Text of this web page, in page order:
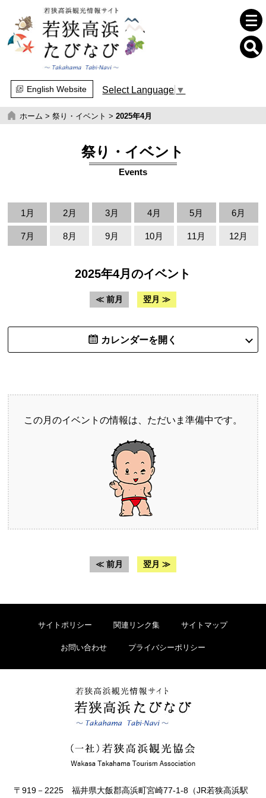
English Website Select Language ▼
ホーム >祭り・イベント >2025年4月
祭り・イベント
Events
1月 2月 3月 4月 5月 6月
7月 8月 9月 10月 11月 12月
2025年4月のイベント
≪ 前月 翌月 ≫
カレンダーを開く
この月のイベントの情報は、ただいま準備中です。
≪ 前月 翌月 ≫
サイトポリシー 関連リンク集 サイトマップ
お問い合わせ プライバシーポリシー
〒919－2225 福井県大飯郡高浜町宮崎77-1-8（JR若狭高浜駅